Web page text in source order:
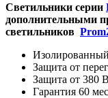
Светильники серии
дополнительными
светильников
Защита от
Защита от 380
Гарантия 60